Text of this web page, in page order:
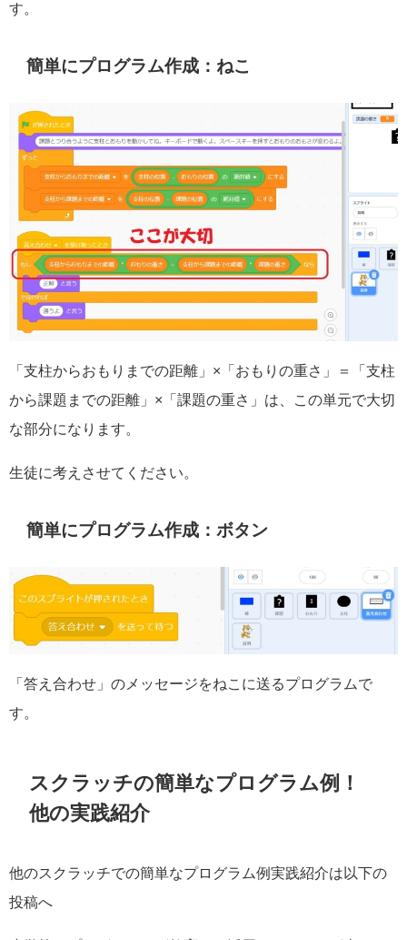
す。
簡単にプログラム作成：ねこ
「支柱からおもりまでの距離」×「おもりの重さ」＝「支柱
から課題までの距離」×「課題の重さ」は、この単元で大切
な部分になります。
生徒に考えさせてください。
簡単にプログラム作成：ボタン
「答え合わせ」のメッセージをねこに送るプログラムで
す。
スクラッチの簡単なプログラム例！
他の実践紹介
他のスクラッチでの簡単なプログラム例実践紹介は以下の
投稿へ